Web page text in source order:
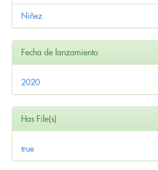
Niñez
Fecha de lanzamiento
2020
Has File(s)
true